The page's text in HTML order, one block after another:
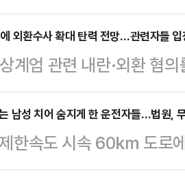
이날 오전 긴…
.영상은 총을 든 남성의
고 있는 인질들 뒤에서 한
다”고 말하며 비닐을 벗
프가니스탄에…
패배에 책임을 느낀다고
이라고 밝혔다.김 전 장
교사에서 열린 청년간담
운 책임을 느낀다"며 "대
는데 (대선 승리에) 성공
"고 밝혔다.지난 21대 대
이 대구…
외환수사 확대 탄력 전망…관련자들
계엄 관련 내란·외환 혐
전 대통령 재구속에 성
영장에 적시한 특수공무
할 계획이다. 법조계에선
가능성이 높지만, 외환죄
남성 치어 숨지게 한 운전자들…법원,
한속도 시속 60㎞ 도로
처 피하지 못해 들이받은